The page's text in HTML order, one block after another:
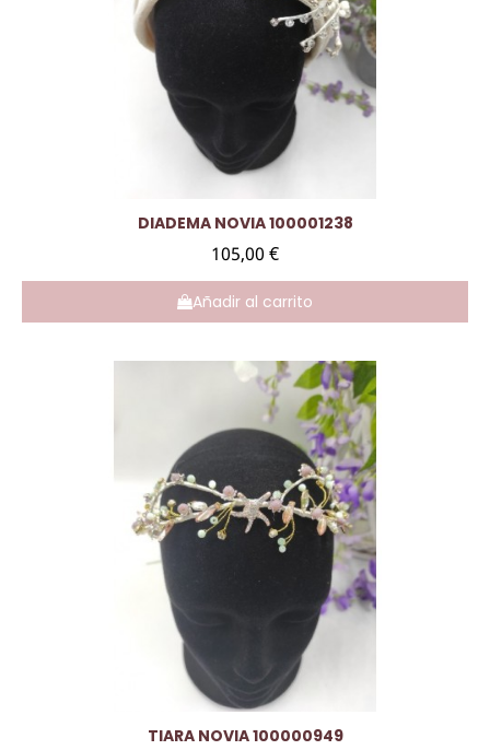
Vista rápida
DIADEMA NOVIA 100001238
105,00 €
Añadir al carrito
Vista rápida
TIARA NOVIA 100000949